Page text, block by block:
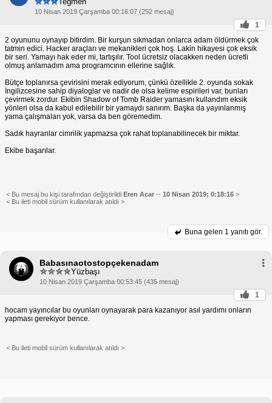
10 Nisan 2019 Çarşamba 00:16:07 (252 mesaj)
1
2 oyununu oynayıp bitirdim. Bir kurşun sıkmadan onlarca adam öldürmek çok
tatmin edici. Hacker araçları ve mekanikleri çok hoş. Lakin hikayesi çok eksik
bir seri. Yamayı hak eder mi, tartışılır. Tool ücretsiz olacakken neden ücretli
olmuş anlamadım ama programcının ellerine sağlık.
Bütçe toplanırsa çevirisini merak ediyorum, çünkü özellikle 2. oyunda sokak
İngilizcesine sahip diyaloglar ve nadir de olsa kelime espirileri var, bunları
çevirmek zordur. Ekibin Shadow of Tomb Raider yamasını kullandım eksik
yönleri olsa da kabul edilebilir bir yamaydı sanırım. Başka da yayınlanmış
yama çalışmaları yok, varsa da ben göremedim.
Sadık hayranlar cimrilik yapmazsa çok rahat toplanabilinecek bir miktar.
Ekibe başarılar.
< Bu mesaj bu kişi tarafından değiştirildi Eren Acar -- 10 Nisan 2019; 0:18:16 >
< Bu ileti mobil sürüm kullanılarak atıldı >
Buna gelen 1 yanıtı gör.
Babasınaotostopçekenadam
Yüzbaşı
10 Nisan 2019 Çarşamba 00:53:45 (435 mesaj)
1
hocam yayıncılar bu oyunları oynayarak para kazanıyor asıl yardımı onların
yapması gerekiyor bence.
< Bu ileti mobil sürüm kullanılarak atıldı >